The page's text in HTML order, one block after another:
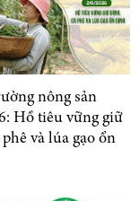
nông sản
Hồ tiêu vững giữ
và lúa gạo ổn